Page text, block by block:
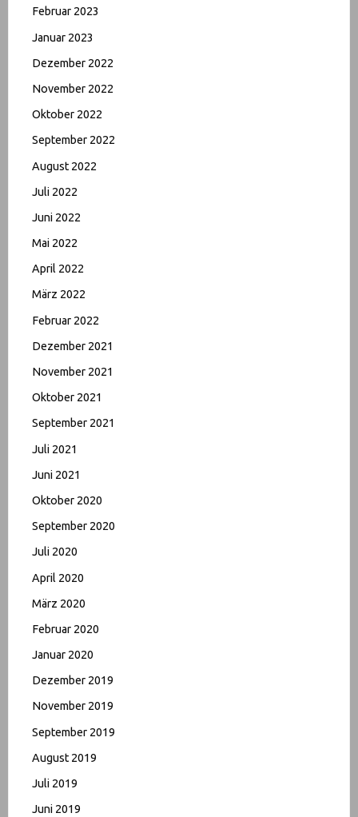
Februar 2023
Januar 2023
Dezember 2022
November 2022
Oktober 2022
September 2022
August 2022
Juli 2022
Juni 2022
Mai 2022
April 2022
März 2022
Februar 2022
Dezember 2021
November 2021
Oktober 2021
September 2021
Juli 2021
Juni 2021
Oktober 2020
September 2020
Juli 2020
April 2020
März 2020
Februar 2020
Januar 2020
Dezember 2019
November 2019
September 2019
August 2019
Juli 2019
Juni 2019